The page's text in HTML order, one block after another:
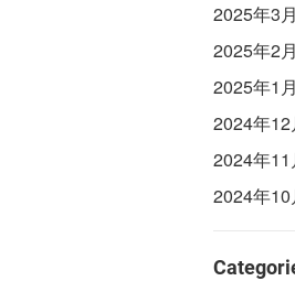
2025年3月
2025年2月
2025年1月
2024年12
2024年11
2024年10